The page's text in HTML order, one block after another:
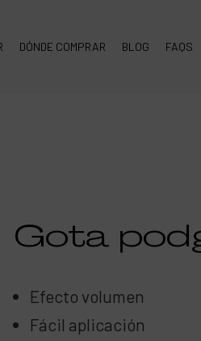
DÓNDE COMPRAR BLOG FAQS
Gota
Efecto volumen
Fácil aplicación